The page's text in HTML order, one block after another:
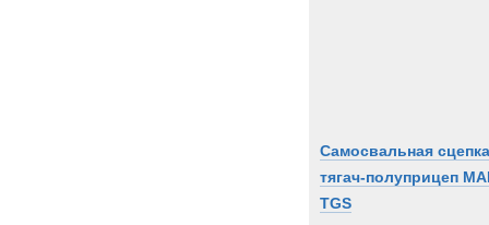
Самосвальная сцепка
тягач-полуприцеп
TGS